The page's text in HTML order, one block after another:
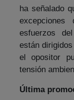
ha señalado
esfuerzos
están
el opositor
tensión
Última